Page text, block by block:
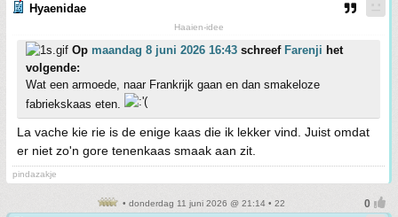
Hyaenidae
Haaien-idee
Op maandag 8 juni 2026 16:43 schreef Farenji het
volgende:
Wat een armoede, naar Frankrijk gaan en dan smakeloze
fabriekskaas eten.
La vache kie rie is de enige kaas die ik lekker vind. Juist omdat
er niet zo'n gore tenenkaas smaak aan zit.
pindazakje
• donderdag 11 juni 2026 @ 21:14 • 22